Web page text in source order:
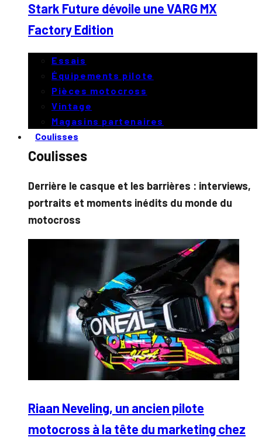
Stark Future dévoile une VARG MX
Factory Edition
Essais
Équipements pilote
Pièces motocross
Vintage
Magasins partenaires
Coulisses
Coulisses
Derrière le casque et les barrières : interviews,
portraits et moments inédits du monde du
motocross
Riaan Neveling, un ancien pilote
motocross à la tête du marketing chez